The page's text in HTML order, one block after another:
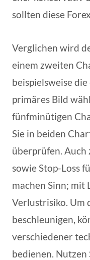
sollten diese
Verglichen wird
einem zweiten
beispielsweise
primäres Bild
fünfminütigen
Sie in beiden
überprüfen.
sowie Stop-Loss
machen Sinn; mit
Verlustrisiko. Um
beschleunigen,
verschiedener
bedienen. Nutzen